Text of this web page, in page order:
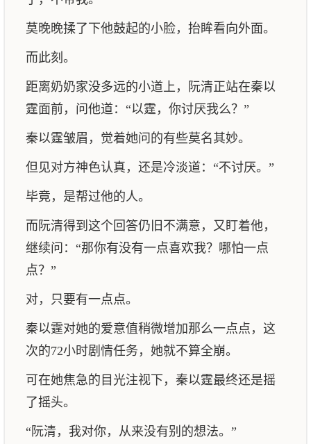
莫晚晚揉了下他鼓起的小脸，抬眸看向外面。
而此刻。
距离奶奶家没多远的小道上，阮清正站在秦以
霆面前，问他道：“以霆，你讨厌我么？”
秦以霆皱眉，觉着她问的有些莫名其妙。
但见对方神色认真，还是冷淡道：“不讨厌。”
毕竟，是帮过他的人。
而阮清得到这个回答仍旧不满意，又盯着他，
继续问：“那你有没有一点喜欢我？哪怕一点
点？”
对，只要有一点点。
秦以霆对她的爱意值稍微增加那么一点点，这
次的72小时剧情任务，她就不算全崩。
可在她焦急的目光注视下，秦以霆最终还是摇
了摇头。
“阮清，我对你，从来没有别的想法。”